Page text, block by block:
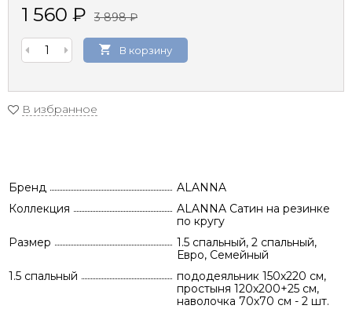
1 560 ₽ 3 898₽
В корзину
В избранное
Бренд
ALANNA
Коллекция
ALANNA Сатин на резинке
по кругу
Размер
1.5 спальный, 2 спальный,
Евро, Семейный
1.5 спальный
пододеяльник 150х220 см,
простыня 120х200+25 см,
наволочка 70х70 см - 2 шт.